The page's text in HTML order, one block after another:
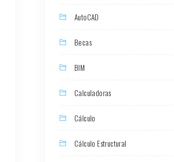
AutoCAD
Becas
BIM
Calculadoras
Cálculo
Cálculo Estructural